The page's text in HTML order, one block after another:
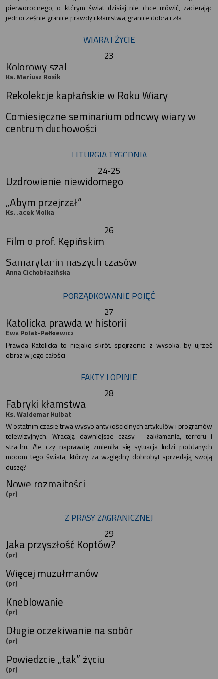
pierworodnego, o którym świat dzisiaj nie chce mówić, zacierając
jednocześnie granice prawdy i kłamstwa, granice dobra i zła
WIARA I ŻYCIE
23
Kolorowy szal
Ks. Mariusz Rosik
Rekolekcje kapłańskie w Roku Wiary
Comiesięczne seminarium odnowy wiary w
centrum duchowości
LITURGIA TYGODNIA
24-25
Uzdrowienie niewidomego
„Abym przejrzał”
Ks. Jacek Molka
26
Film o prof. Kępińskim
Samarytanin naszych czasów
Anna Cichobłazińska
PORZĄDKOWANIE POJĘĆ
27
Katolicka prawda w historii
Ewa Polak-Pałkiewicz
Prawda Katolicka to niejako skrót, spojrzenie z wysoka, by ujrzeć
obraz w jego całości
FAKTY I OPINIE
28
Fabryki kłamstwa
Ks. Waldemar Kulbat
W ostatnim czasie trwa wysyp antykościelnych artykułów i programów
telewizyjnych. Wracają dawniejsze czasy - zakłamania, terroru i
strachu. Ale czy naprawdę zmieniła się sytuacja ludzi poddanych
mocom tego świata, którzy za względny dobrobyt sprzedają swoją
duszę?
Nowe rozmaitości
(pr)
Z PRASY ZAGRANICZNEJ
29
Jaka przyszłość Koptów?
(pr)
Więcej muzułmanów
(pr)
Kneblowanie
(pr)
Długie oczekiwanie na sobór
(pr)
Powiedzcie „tak” życiu
(pr)